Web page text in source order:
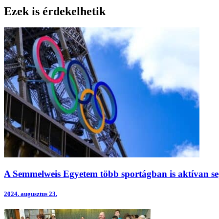
Ezek is érdekelhetik
A Semmelweis Egyetem több sportágban is aktívan
2024. augusztus 23.